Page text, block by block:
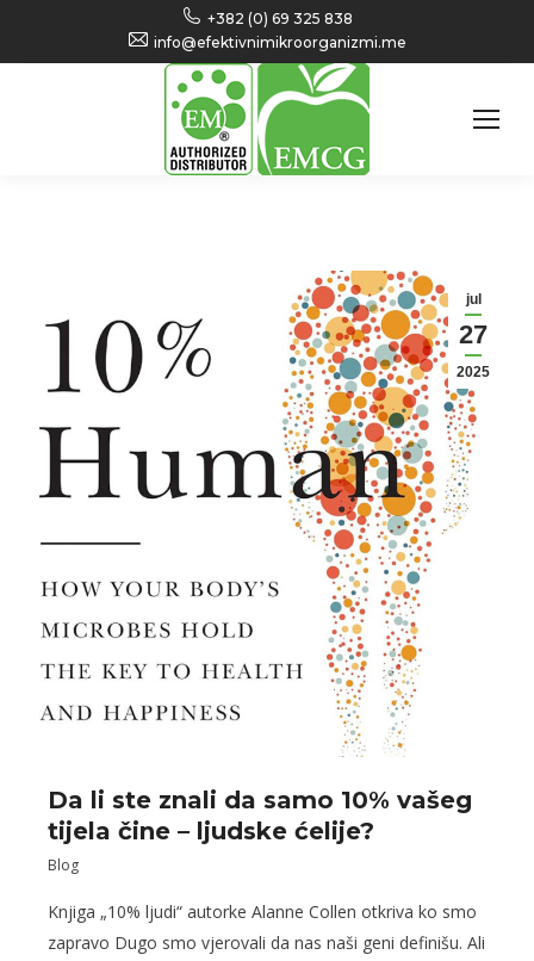
+382 (0) 69 325 838
info@efektivnimikroorganizmi.me
jul
27
2025
Da li ste znali da samo 10% vašeg
tijela čine – ljudske ćelije?
Blog
Knjiga „10% ljudi“ autorke Alanne Collen otkriva ko smo
zapravo Dugo smo vjerovali da nas naši geni definišu. Ali